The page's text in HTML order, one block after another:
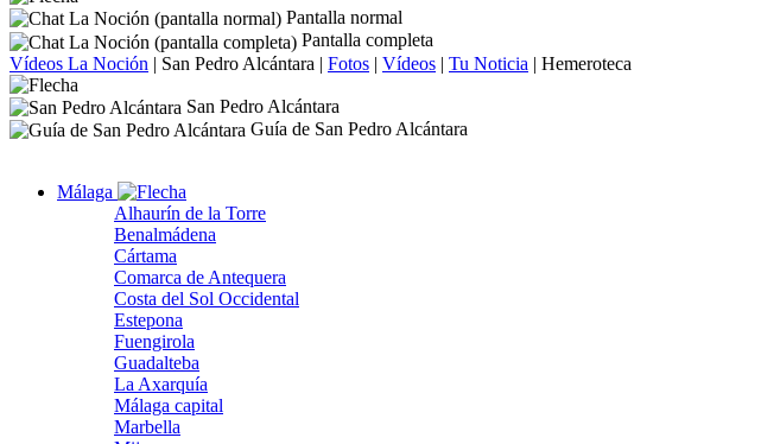
Pantalla normal
Pantalla completa
Vídeos La Noción | San Pedro Alcántara | Fotos | Vídeos | Tu Noticia | Hemeroteca
San Pedro Alcántara
Guía de San Pedro Alcántara
Málaga
Alhaurín de la Torre
Benalmádena
Cártama
Comarca de Antequera
Costa del Sol Occidental
Estepona
Fuengirola
Guadalteba
La Axarquía
Málaga capital
Marbella